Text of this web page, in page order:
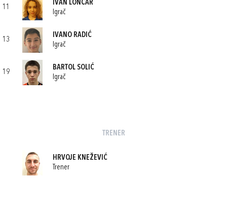
11
IVAN LONČAR
Igrač
13
IVANO RADIĆ
Igrač
19
BARTOL SOLIĆ
Igrač
TRENER
HRVOJE KNEŽEVIĆ
Trener